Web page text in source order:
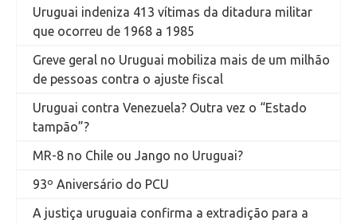
Uruguai indeniza 413 vítimas da ditadura militar
que ocorreu de 1968 a 1985
Greve geral no Uruguai mobiliza mais de um milhão
de pessoas contra o ajuste fiscal
Uruguai contra Venezuela? Outra vez o “Estado
tampão”?
MR-8 no Chile ou Jango no Uruguai?
93º Aniversário do PCU
A justiça uruguaia confirma a extradição para a